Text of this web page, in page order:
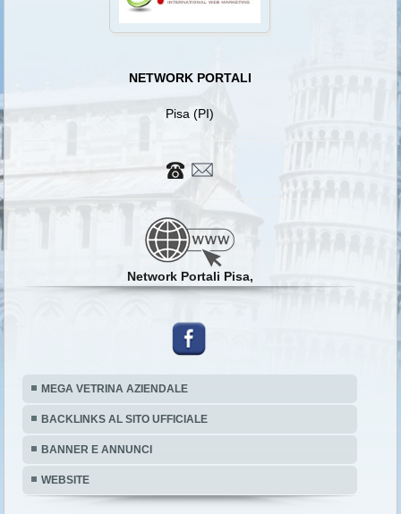
NETWORK PORTALI
Pisa (PI)
Network Portali Pisa,
MEGA VETRINA AZIENDALE
BACKLINKS AL SITO UFFICIALE
BANNER E ANNUNCI
WEBSITE